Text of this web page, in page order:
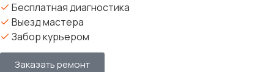
Бесплатная диагностика
Выезд мастера
Забор курьером
Заказать ремонт